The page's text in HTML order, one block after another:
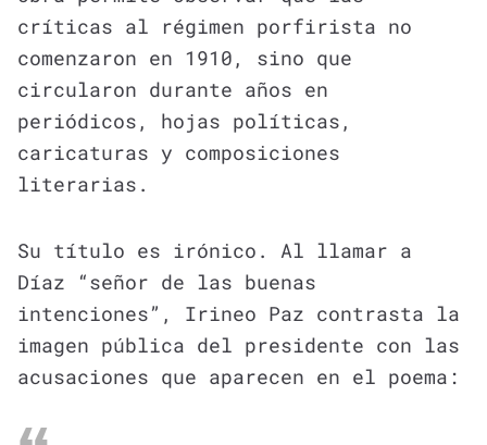
críticas al régimen porfirista no
comenzaron en 1910, sino que
circularon durante años en
periódicos, hojas políticas,
caricaturas y composiciones
literarias.
Su título es irónico. Al llamar a
Díaz “señor de las buenas
intenciones”, Irineo Paz contrasta la
imagen pública del presidente con las
acusaciones que aparecen en el poema: